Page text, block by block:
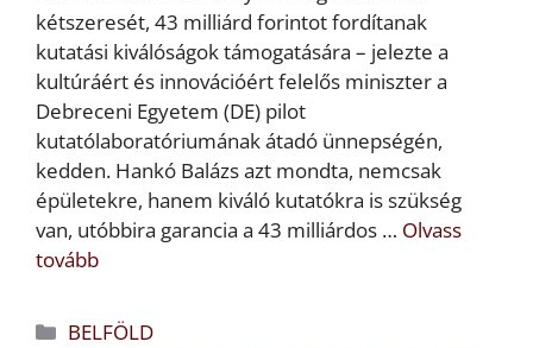
kétszeresét, 43 milliárd forintot fordítanak
kutatási kiválóságok támogatására – jelezte a
kultúráért és innovációért felelős miniszter a
Debreceni Egyetem (DE) pilot
kutatólaboratóriumának átadó ünnepségén,
kedden. Hankó Balázs azt mondta, nemcsak
épületekre, hanem kiváló kutatókra is szükség
van, utóbbira garancia a 43 milliárdos … Olvass
tovább
Kategória
BELFÖLD